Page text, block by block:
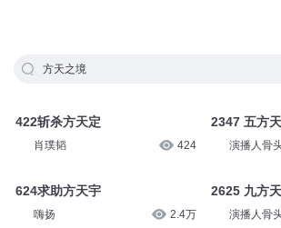
方天之境
422斩杀方天定
肖璞韬 424
624求助方天宇
嗨扬 2.4万
2347 五方天
演播人骨
2625 九方
演播人骨